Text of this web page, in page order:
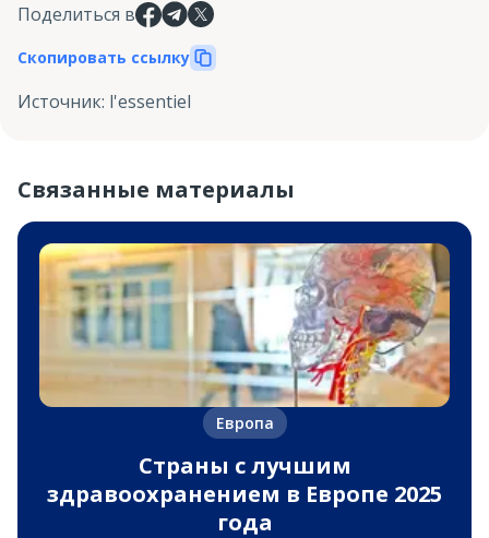
Поделиться в
Скопировать ссылку
Источник: l'essentiel
Связанные материалы
Европа
Страны с лучшим
здравоохранением в Европе 2025
года